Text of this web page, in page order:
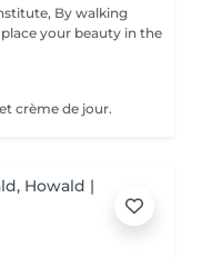
your beauty in the
crème de jour.